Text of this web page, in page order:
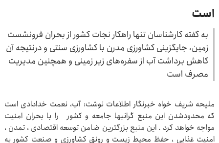
است
به گفته کارشناسان تنها راهکار نجات کشور از بحران فرونشست
زمین، جایگزینی کشاورزی مدرن با کشاورزی سنتی و درنتیجه آن
کاهش برداشت آب از سفره‌های زیر زمینی و همچنین مدیریت
مصرف است
ملیحه شریف خواه خبرنگار اطلاعات نوشت: آب، نعمت خدادادی است
که محدودشدن این منبع گرانبها جامعه و کشور را با بحران امنیت
مواجه خواهد کرد . این منبع بزرگترین ضامن توسعه اقتصادی ، تمدن ،
امنیت غذایی ، حفظ محیط زیست و رونق کشاورزی و صنعت کشور به